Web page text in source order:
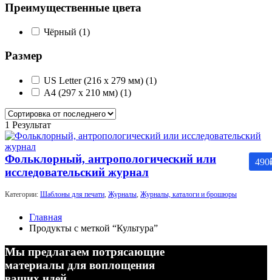
Преимущественные цвета
Чёрный (1)
Размер
US Letter (216 x 279 мм) (1)
А4 (297 x 210 мм) (1)
1 Результат
490
Фольклорный, антропологический или
исследовательский журнал
Категории: Шаблоны для печати, Журналы, Журналы, каталоги и брошюры
Главная
Продукты с меткой “Культура”
Мы предлагаем потрясающие
материалы для воплощения